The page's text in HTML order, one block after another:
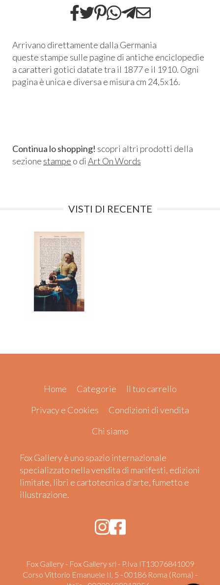
Arrivano direttamente dalla Germania
queste stampe sulle pagine di antiche enciclopedie
a caratteri gotici datate tra il 1877 e il 1910. Ogni
pagina è unica e diversa e misura cm 24,5x16.
Continua lo shopping! scopri altri prodotti della
sezione stampe o di Art On Words
VISTI DI RECENTE
Home Categorie
Il tuo carrello
Privacy e Cookies
Condizioni di vendita
Chi siamo
Fox Gallery è uno spazio internazionale
specializzato nella vendita di manifesti, edizioni
limitate, libri e cartotecnica d'arte, fumetto e
illustrazione.
Fox Gallery - Fox Gallery srl - P.Iva IT13076841009
Corso Vittorio Emanuele II, 5 - 00186 Roma (Roma) -